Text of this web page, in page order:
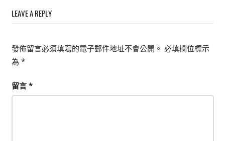
LEAVE A REPLY
發佈留言必須填寫的電子郵件地址不會公開。 必填欄位標示
為 *
留言 *